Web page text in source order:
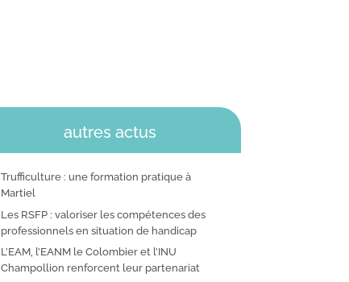
autres actus
Trufficulture : une formation pratique à
Martiel
Les RSFP : valoriser les compétences des
professionnels en situation de handicap
L’EAM, l’EANM le Colombier et l’INU
Champollion renforcent leur partenariat